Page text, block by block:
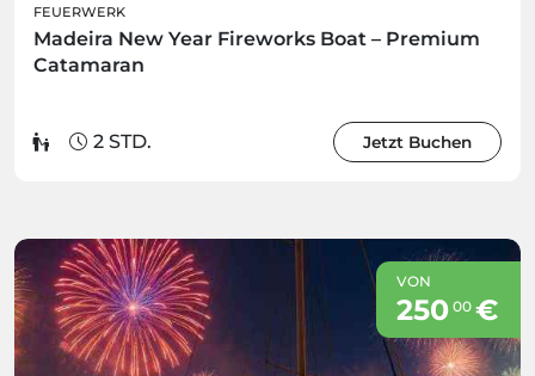
FEUERWERK
Madeira New Year Fireworks Boat – Premium
Catamaran
2 STD. Jetzt Buchen
VON
250 00€